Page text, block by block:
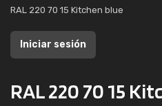
RAL 220 70 15 Kitchen blue
Iniciar sesión
RAL 220 70 15